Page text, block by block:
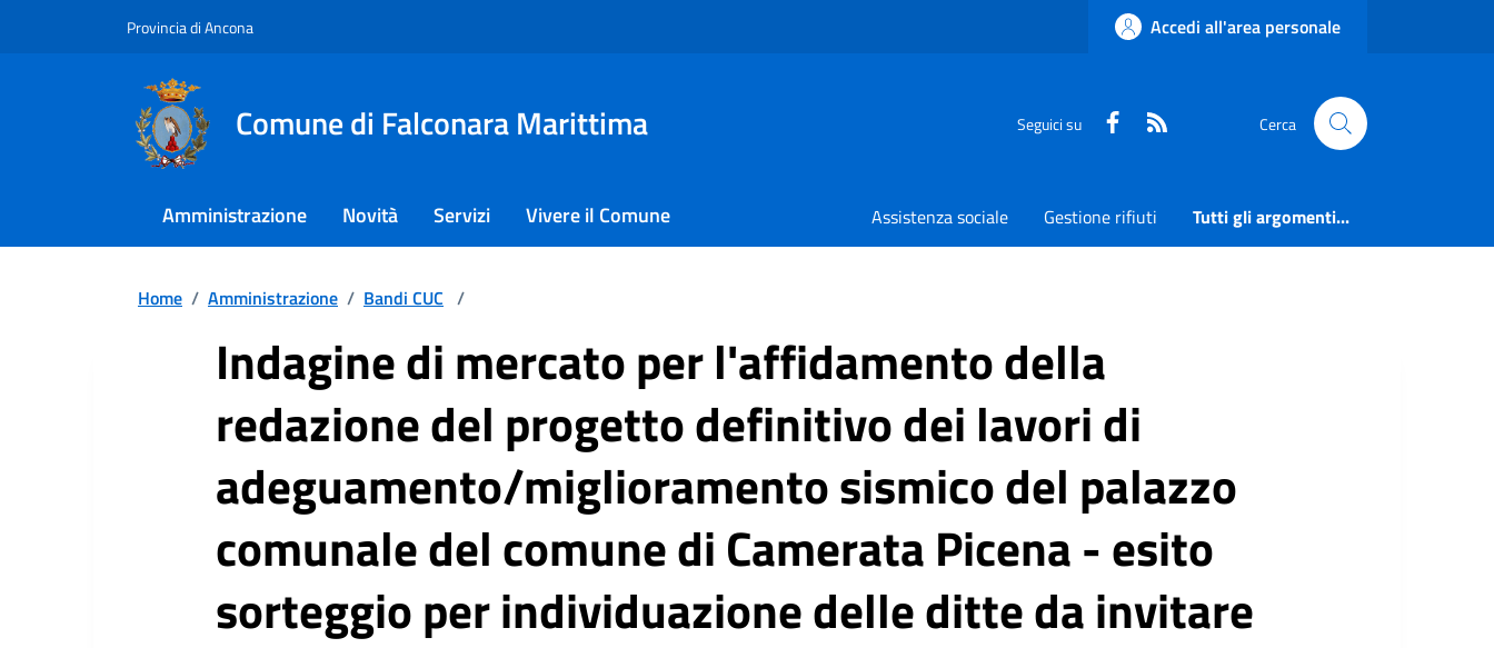
Provincia di Ancona Accedi all'area personale
Comune di Falconara Marittima Seguici su Faceboook Cerca
Amministrazione Novità Servizi Vivere il Comune Assistenza sociale Gestione rifiuti Tutti gli argomenti...
Home / Amministrazione / Bandi CUC /
Indagine di mercato per l'affidamento della
redazione del progetto definitivo dei lavori di
adeguamento/miglioramento sismico del palazzo
comunale del comune di Camerata Picena - esito
sorteggio per individuazione delle ditte da invitare